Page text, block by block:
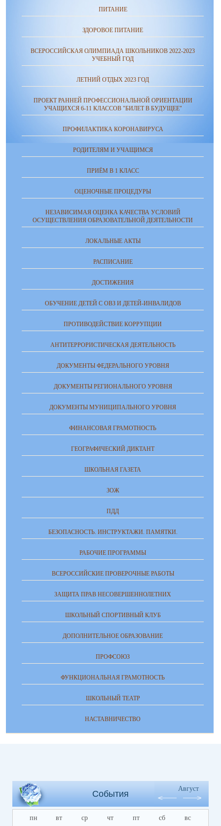
ПИТАНИЕ
ЗДОРОВОЕ ПИТАНИЕ
ВСЕРОССИЙСКАЯ ОЛИМПИАДА ШКОЛЬНИКОВ 2022-2023
УЧЕБНЫЙ ГОД
ЛЕТНИЙ ОТДЫХ 2023 ГОД
ПРОЕКТ РАННЕЙ ПРОФЕССИОНАЛЬНОЙ ОРИЕНТАЦИИ
УЧАЩИХСЯ 6-11 КЛАССОВ "БИЛЕТ В БУДУЩЕЕ"
ПРОФИЛАКТИКА КОРОНАВИРУСА
РОДИТЕЛЯМ И УЧАЩИМСЯ
ПРИЁМ В 1 КЛАСС
ОЦЕНОЧНЫЕ ПРОЦЕДУРЫ
НЕЗАВИСИМАЯ ОЦЕНКА КАЧЕСТВА УСЛОВИЙ
ОСУЩЕСТВЛЕНИЯ ОБРАЗОВАТЕЛЬНОЙ ДЕЯТЕЛЬНОСТИ
ЛОКАЛЬНЫЕ АКТЫ
РАСПИСАНИЕ
ДОСТИЖЕНИЯ
ОБУЧЕНИЕ ДЕТЕЙ С ОВЗ И ДЕТЕЙ-ИНВАЛИДОВ
ПРОТИВОДЕЙСТВИЕ КОРРУПЦИИ
АНТИТЕРРОРИСТИЧЕСКАЯ ДЕЯТЕЛЬНОСТЬ
ДОКУМЕНТЫ ФЕДЕРАЛЬНОГО УРОВНЯ
ДОКУМЕНТЫ РЕГИОНАЛЬНОГО УРОВНЯ
ДОКУМЕНТЫ МУНИЦИПАЛЬНОГО УРОВНЯ
ФИНАНСОВАЯ ГРАМОТНОСТЬ
ГЕОГРАФИЧЕСКИЙ ДИКТАНТ
ШКОЛЬНАЯ ГАЗЕТА
ЗОЖ
ПДД
БЕЗОПАСНОСТЬ. ИНСТРУКТАЖИ. ПАМЯТКИ.
РАБОЧИЕ ПРОГРАММЫ
ВСЕРОССИЙСКИЕ ПРОВЕРОЧНЫЕ РАБОТЫ
ЗАЩИТА ПРАВ НЕСОВЕРШЕННОЛЕТНИХ
ШКОЛЬНЫЙ СПОРТИВНЫЙ КЛУБ
ДОПОЛНИТЕЛЬНОЕ ОБРАЗОВАНИЕ
ПРОФСОЮЗ
ФУНКЦИОНАЛЬНАЯ ГРАМОТНОСТЬ
ШКОЛЬНЫЙ ТЕАТР
НАСТАВНИЧЕСТВО
События
Август
пн вт ср чт пт сб вс